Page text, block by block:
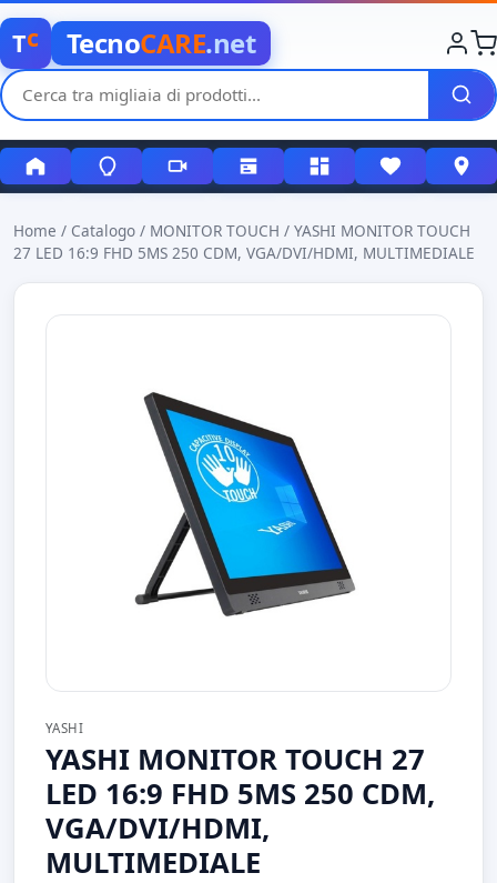
Tc TecnoCARE.net
Home / Catalogo / MONITOR TOUCH / YASHI MONITOR TOUCH
27 LED 16:9 FHD 5MS 250 CDM, VGA/DVI/HDMI, MULTIMEDIALE
YASHI
YASHI MONITOR TOUCH 27
LED 16:9 FHD 5MS 250 CDM,
VGA/DVI/HDMI,
MULTIMEDIALE